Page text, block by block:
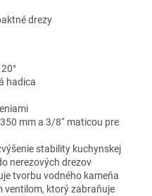
drezy
hadica
mm a 3/8‘‘ maticou pre
stability kuchynskej
nerezových drezov
tvorbu vodného kameňa
ventilom, ktorý zabraňuje